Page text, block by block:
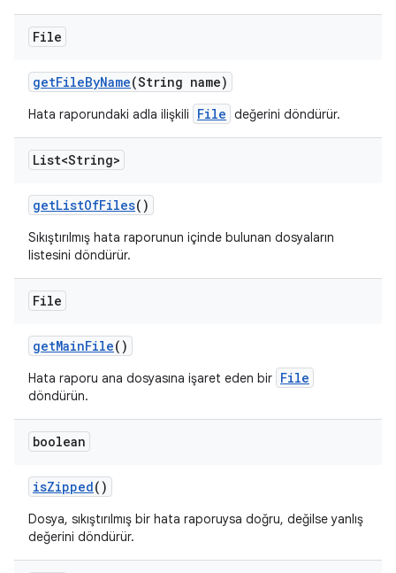
File
getFileByName(String name)
Hata raporundaki adla ilişkili File değerini döndürür.
List<String>
getListOfFiles()
Sıkıştırılmış hata raporunun içinde bulunan dosyaların
listesini döndürür.
File
getMainFile()
Hata raporu ana dosyasına işaret eden bir File
döndürün.
boolean
isZipped()
Dosya, sıkıştırılmış bir hata raporuysa doğru, değilse yanlış
değerini döndürür.